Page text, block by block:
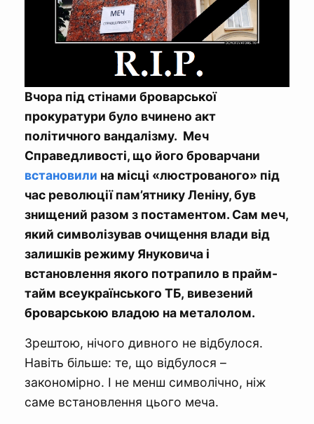
Вчора під стінами броварської
прокуратури було вчинено акт
політичного вандалізму. Меч
Справедливості, що його броварчани
встановили на місці «люстрованого» під
час революції пам’ятнику Леніну, був
знищений разом з постаментом. Сам меч,
який символізував очищення влади від
залишків режиму Януковича і
встановлення якого потрапило в прайм-
тайм всеукраїнського ТБ, вивезений
броварською владою на металолом.
Зрештою, нічого дивного не відбулося.
Навіть більше: те, що відбулося –
закономірно. І не менш символічно, ніж
саме встановлення цього меча.